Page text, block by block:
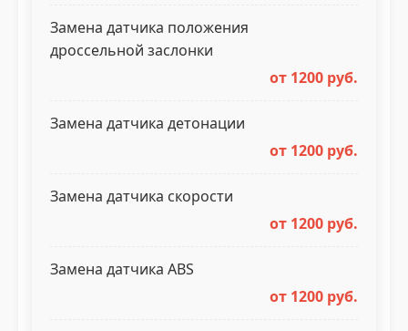
Замена датчика положения
дроссельной заслонки
от 1200 руб.
Замена датчика детонации
от 1200 руб.
Замена датчика скорости
от 1200 руб.
Замена датчика ABS
от 1200 руб.